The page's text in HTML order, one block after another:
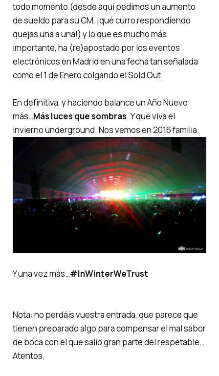
todo momento (desde aquí pedimos un aumento
de sueldo para su CM, ¡qué curro respondiendo
quejas una a una!) y lo que es mucho más
importante, ha (re)apostado por los eventos
electrónicos en Madrid en una fecha tan señalada
como el 1 de Enero colgando elSold Out.
En definitiva, y haciendo balance un Año Nuevo
más…Más luces que sombras. Y que viva el
invierno underground. Nos vemos en 2016familia.
Y una vez más…#InWinterWeTrust
Nota: no perdáis vuestra entrada, que parece que
tienen preparado algo para compensar el mal sabor
de boca con el que salió gran parte delrespetable…
Atentos.